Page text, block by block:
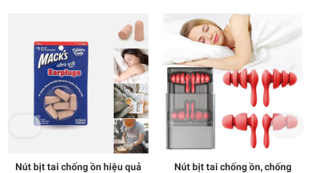
Nút bịt tai chống ồn hiệu quả
Nút bịt tai chống ồn, chống